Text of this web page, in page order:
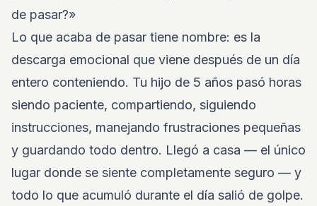
de pasar?»
Lo que acaba de pasar tiene nombre: es la
descarga emocional que viene después de un día
entero conteniendo. Tu hijo de 5 años pasó horas
siendo paciente, compartiendo, siguiendo
instrucciones, manejando frustraciones pequeñas
y guardando todo dentro. Llegó a casa — el único
lugar donde se siente completamente seguro — y
todo lo que acumuló durante el día salió de golpe.